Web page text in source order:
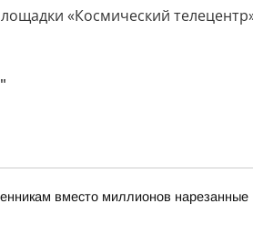
«Космический
вместо миллионов нарезанные